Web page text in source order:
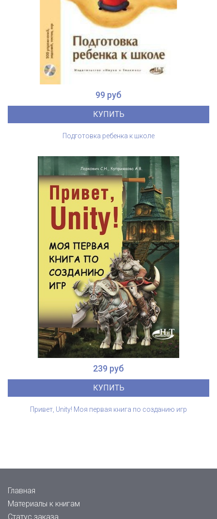
99 руб
КУПИТЬ
Подготовка ребенка к школе
239 руб
КУПИТЬ
Привет, Unity! Моя первая книга по созданию игр
Главная
Материалы к книгам
Статус заказа